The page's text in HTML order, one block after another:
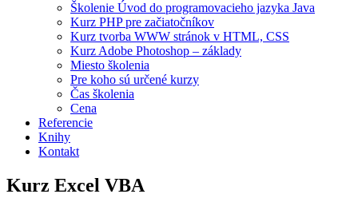
Školenie Úvod do programovacieho jazyka Java
Kurz PHP pre začiatočníkov
Kurz tvorba WWW stránok v HTML, CSS
Kurz Adobe Photoshop – základy
Miesto školenia
Pre koho sú určené kurzy
Čas školenia
Cena
Referencie
Knihy
Kontakt
Kurz Excel VBA